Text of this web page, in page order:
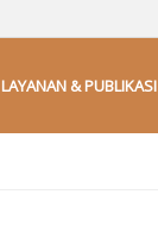
LAYANAN & PUBLIKASI